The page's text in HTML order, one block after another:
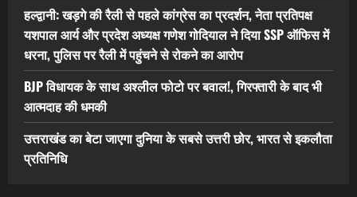
हल्द्वानी: खड़गे की रैली से पहले कांग्रेस का प्रदर्शन, नेता प्रतिपक्ष
यशपाल आर्य और प्रदेश अध्यक्ष गणेश गोदियाल ने दिया SSP ऑफिस में
धरना, पुलिस पर रैली में पहुंचने से रोकने का आरोप
BJP विधायक के साथ अश्लील फोटो पर बवाल!, गिरफ्तारी के बाद भी
आत्मदाह की धमकी
उत्तराखंड का बेटा जाएगा दुनिया के सबसे उत्तरी छोर, भारत से इकलौता
प्रतिनिधि